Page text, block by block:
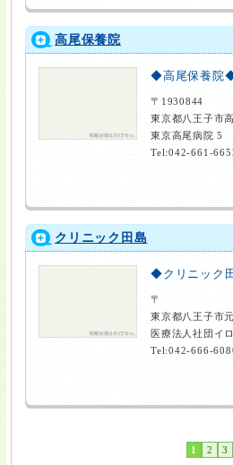
高尾保養院
◆高尾保養院
〒1930844
東京都八王子市
東京高尾病院 5
Tel:042-661-
クリニック田島
◆クリニック
〒
東京都八王子市
医療法人社団イ
Tel:042-666-
1 2 3